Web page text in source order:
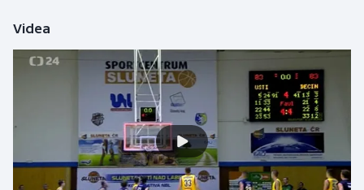
Florbal
Futsal
Gymnastika
Házená
Videa